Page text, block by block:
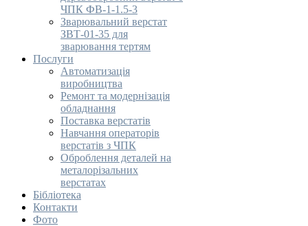
ЧПК ФВ-1-1.5-3
Зварювальний верстат
ЗВТ-01-35 для
зварювання тертям
Послуги
Автоматизація
виробництва
Ремонт та модернізація
обладнання
Поставка верстатів
Навчання операторів
верстатів з ЧПК
Оброблення деталей на
металорізальних
верстатах
Бібліотека
Контакти
Фото